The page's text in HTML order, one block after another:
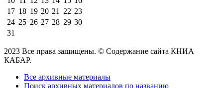
17 18 19 20 21 22 23
24 25 26 27 28 29 30
31
2023 Все права защищены. © Содержание сайта КНИА
КАБАР.
Все архивные материалы
Поиск архивных материалов по названию